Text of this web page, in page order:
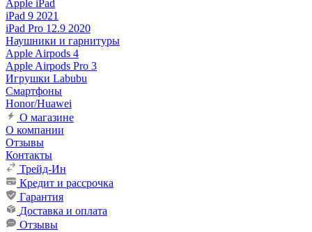
Apple iPad
iPad 9 2021
iPad Pro 12.9 2020
Наушники и гарнитуры
Apple Airpods 4
Apple Airpods Pro 3
Игрушки Labubu
Смартфоны
Honor/Huawei
О магазине
О компании
Отзывы
Контакты
Трейд-Ин
Кредит и рассрочка
Гарантия
Доставка и оплата
Отзывы